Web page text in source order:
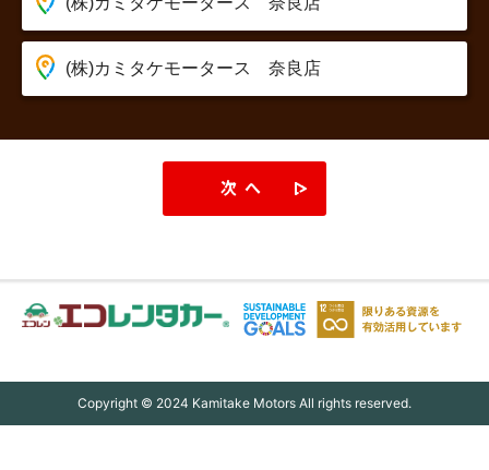
次へ
Copyright © 2024 Kamitake Motors All rights reserved.